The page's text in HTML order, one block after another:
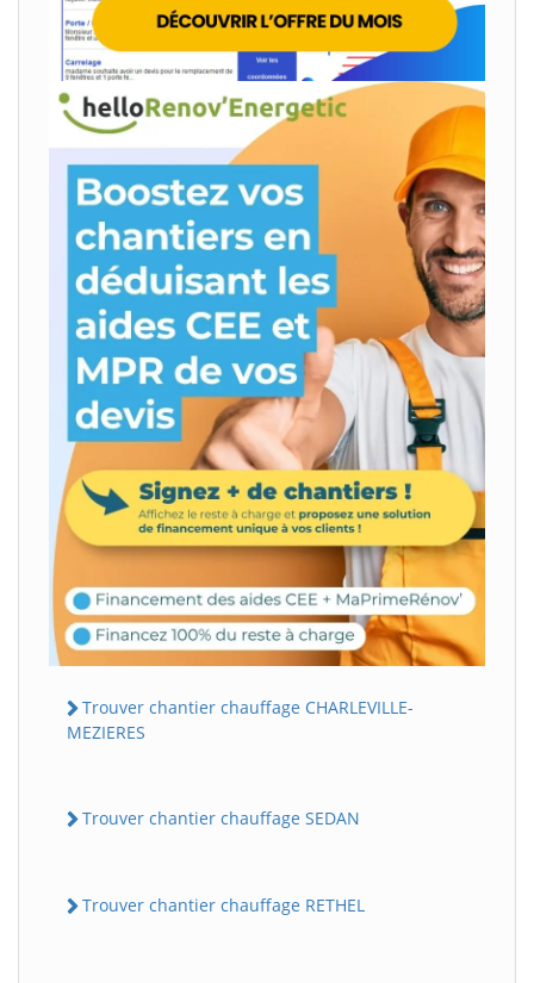
Trouver chantier chauffage CHARLEVILLE-
MEZIERES
Trouver chantier chauffage SEDAN
Trouver chantier chauffage RETHEL